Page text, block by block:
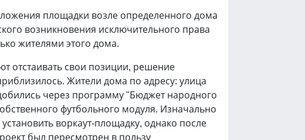
площадки возле определенного дома
возникновения исключительного права
жителями этого дома.
отстаивать свои позиции, решение
Жители дома по адресу: улица
через программу "Бюджет народного
футбольного модуля. Изначально
воркаут-площадку, однако после
был пересмотрен в пользу